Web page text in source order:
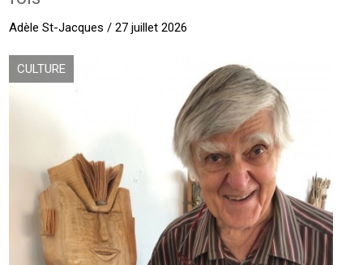
Adèle St-Jacques / 27 juillet 2026
CULTURE